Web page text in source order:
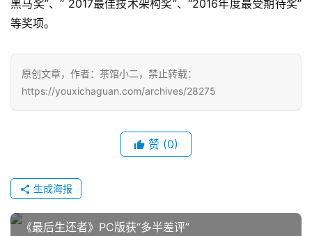
单
游
戏
0
2
黑马奖”、“ 2017最佳技术架构奖”、“2016年度最受期待奖”
等奖项。
原创文章，作者：茶馆小二，禁止转载：
https://youxichaguan.com/archives/28275
赞 (0)
生成海报
《最后生还者》PC版获“多半差评”